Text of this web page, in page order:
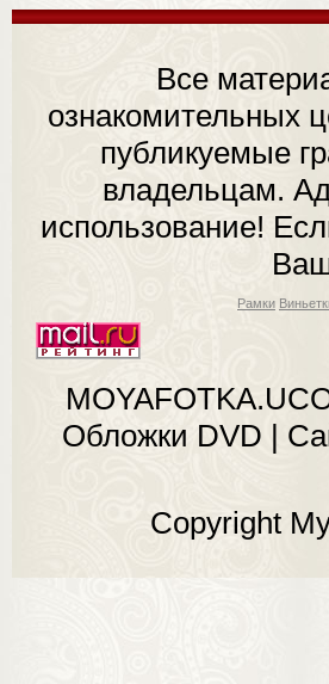
Все
ознакомительных
публикуемые
владельцам.
использование!
Рамки
Обложки DVD |
Copyright